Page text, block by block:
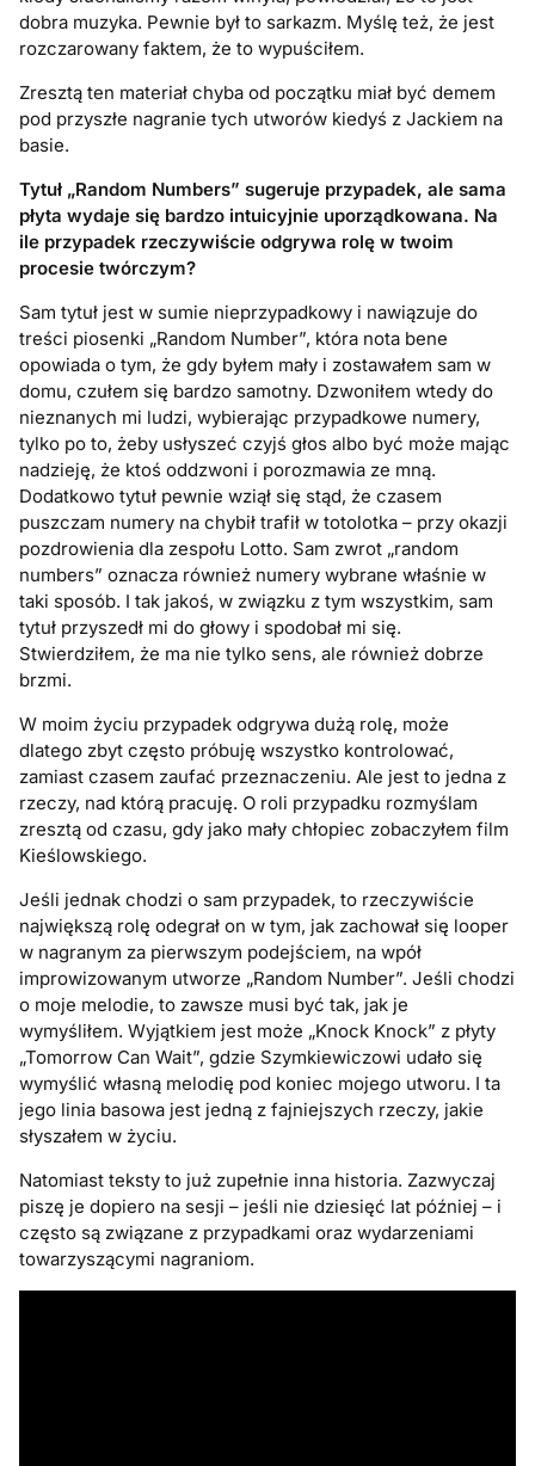
dobra muzyka. Pewnie był to sarkazm. Myślę też, że jest
rozczarowany faktem, że to wypuściłem.
Zresztą ten materiał chyba od początku miał być demem
pod przyszłe nagranie tych utworów kiedyś z Jackiem na
basie.
Tytuł „Random Numbers” sugeruje przypadek, ale sama
płyta wydaje się bardzo intuicyjnie uporządkowana. Na
ile przypadek rzeczywiście odgrywa rolę w twoim
procesie twórczym?
Sam tytuł jest w sumie nieprzypadkowy i nawiązuje do
treści piosenki „Random Number”, która nota bene
opowiada o tym, że gdy byłem mały i zostawałem sam w
domu, czułem się bardzo samotny. Dzwoniłem wtedy do
nieznanych mi ludzi, wybierając przypadkowe numery,
tylko po to, żeby usłyszeć czyjś głos albo być może mając
nadzieję, że ktoś oddzwoni i porozmawia ze mną.
Dodatkowo tytuł pewnie wziął się stąd, że czasem
puszczam numery na chybił trafił w totolotka – przy okazji
pozdrowienia dla zespołu Lotto. Sam zwrot „random
numbers” oznacza również numery wybrane właśnie w
taki sposób. I tak jakoś, w związku z tym wszystkim, sam
tytuł przyszedł mi do głowy i spodobał mi się.
Stwierdziłem, że ma nie tylko sens, ale również dobrze
brzmi.
W moim życiu przypadek odgrywa dużą rolę, może
dlatego zbyt często próbuję wszystko kontrolować,
zamiast czasem zaufać przeznaczeniu. Ale jest to jedna z
rzeczy, nad którą pracuję. O roli przypadku rozmyślam
zresztą od czasu, gdy jako mały chłopiec zobaczyłem film
Kieślowskiego.
Jeśli jednak chodzi o sam przypadek, to rzeczywiście
największą rolę odegrał on w tym, jak zachował się looper
w nagranym za pierwszym podejściem, na wpół
improwizowanym utworze „Random Number”. Jeśli chodzi
o moje melodie, to zawsze musi być tak, jak je
wymyśliłem. Wyjątkiem jest może „Knock Knock” z płyty
„Tomorrow Can Wait”, gdzie Szymkiewiczowi udało się
wymyślić własną melodię pod koniec mojego utworu. I ta
jego linia basowa jest jedną z fajniejszych rzeczy, jakie
słyszałem w życiu.
Natomiast teksty to już zupełnie inna historia. Zazwyczaj
piszę je dopiero na sesji – jeśli nie dziesięć lat później – i
często są związane z przypadkami oraz wydarzeniami
towarzyszącymi nagraniom.